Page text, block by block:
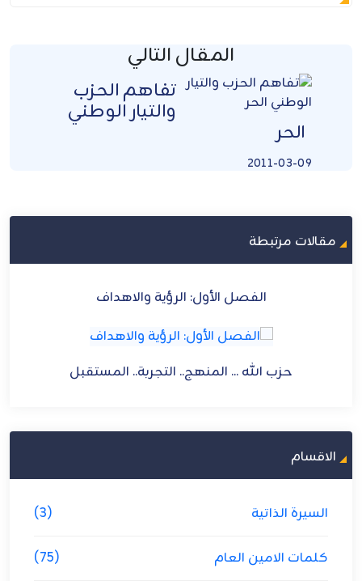
المقال التالي
تفاهم الحزب
والتيار الوطني
الحر
2011-03-09
مقالات مرتبطة
الفصل الأول: الرؤية والاهداف
حزب الله ... المنهج.. التجربة.. المستقبل
الاقسام
السيرة الذاتية (3)
كلمات الامين العام (75)